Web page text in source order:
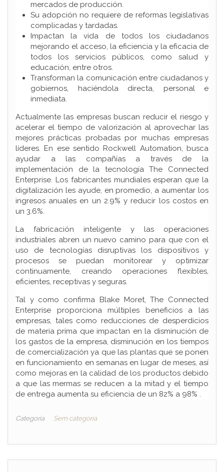
mercados de producción.
Su adopción no requiere de reformas legislativas
complicadas y tardadas.
Impactan la vida de todos los ciudadanos
mejorando el acceso, la eficiencia y la eficacia de
todos los servicios públicos, como salud y
educación, entre otros.
Transforman la comunicación entre ciudadanos y
gobiernos, haciéndola directa, personal e
inmediata.
Actualmente las empresas buscan reducir el riesgo y
acelerar el tiempo de valorización al aprovechar las
mejores prácticas probadas por muchas empresas
líderes. En ese sentido Rockwell Automation, busca
ayudar a las compañías a través de la
implementación de la tecnología The Connected
Enterprise. Los fabricantes mundiales esperan que la
digitalización les ayude, en promedio, a aumentar los
ingresos anuales en un 2.9% y reducir los costos en
un 3.6%.
La fabricación inteligente y las operaciones
industriales abren un nuevo camino para que con el
uso de tecnologías disruptivas los dispositivos y
procesos se puedan monitorear y optimizar
continuamente, creando operaciones flexibles,
eficientes, receptivas y seguras.
Tal y como confirma Blake Moret, The Connected
Enterprise proporciona múltiples beneficios a las
empresas, tales como reducciones de desperdicios
de materia prima que impactan en la disminución de
los gastos de la empresa, disminución en los tiempos
de comercialización ya que las plantas que se ponen
en funcionamiento en semanas en lugar de meses, así
como mejoras en la calidad de los productos debido
a que las mermas se reducen a la mitad y el tiempo
de entrega aumenta su eficiencia de un 82% a 98% .
Categoria Sem categoria